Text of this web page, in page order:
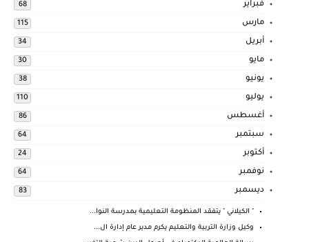
فبراير 68
مارس 115
أبريل 34
مايو 30
يونيو 38
يوليو 110
أغسطس 86
سبتمبر 64
أكتوبر 24
نوفمبر 64
ديسمبر 83
" الكيلاني " يتفقد المنظومة التعليمية بمدرسة النوا...
وكيل وزارة التربية والتعليم يكرم مدير عام إدارة ال...